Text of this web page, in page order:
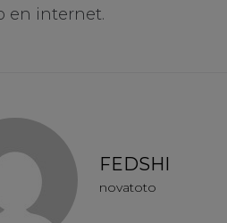
en internet.
FEDSHI
novatoto